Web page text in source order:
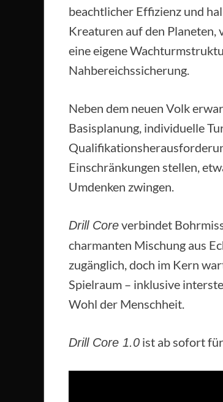
beachtlicher Effizienz und
Kreaturen auf den
eine eigene
Nahbereichssicherung.
Neben dem neuen Volk
Basisplanung, individuelle
Einschränkungen stellen,
Umdenken zwingen.
Drill Coreverbindet
charmanten Mischung aus
zugänglich, doch im Kern
Spielraum – inklusive
Wohl der Menschheit.
Drill Core 1.0 ist ab sofort